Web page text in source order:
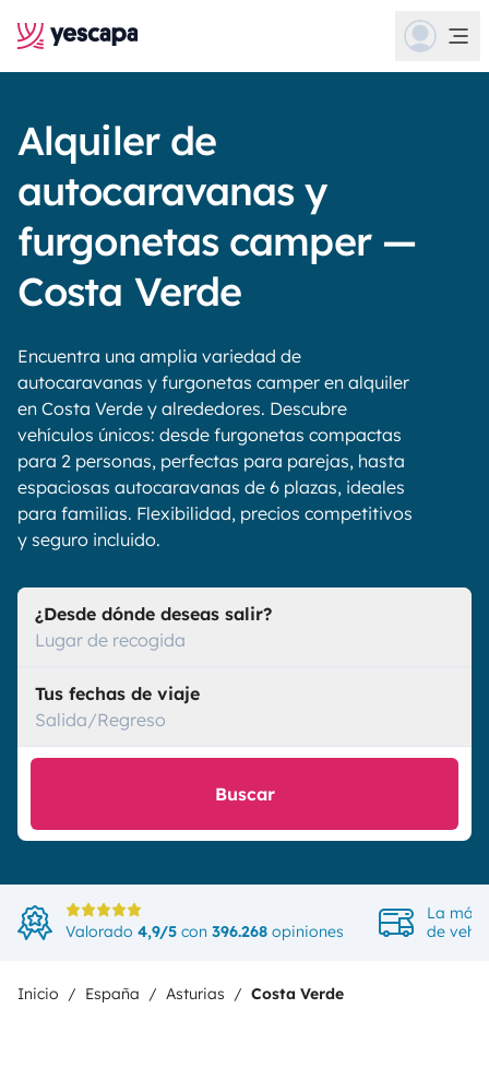
Alquiler de
autocaravanas y
furgonetas camper —
Costa Verde
Encuentra una amplia variedad de
autocaravanas y furgonetas camper en alquiler
en Costa Verde y alrededores. Descubre
vehículos únicos: desde furgonetas compactas
para 2 personas, perfectas para parejas, hasta
espaciosas autocaravanas de 6 plazas, ideales
para familias. Flexibilidad, precios competitivos
y seguro incluido.
¿Desde dónde deseas salir?
Lugar de recogida
Tus fechas de viaje
Salida/Regreso
Buscar
Valorado 4,9/5 con 396.268 opiniones
La más
de
Inicio España Asturias Costa Verde